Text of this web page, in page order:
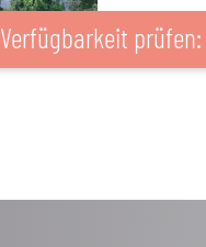
Verfügbarkeit prüfen: